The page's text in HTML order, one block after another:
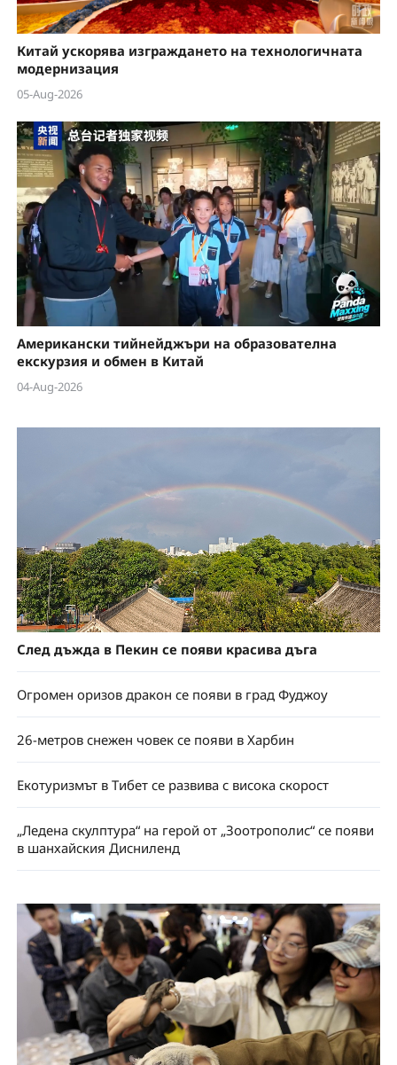
Китай ускорява изграждането на технологичната
модернизация
05-Aug-2026
Американски тийнейджъри на образователна
екскурзия и обмен в Китай
04-Aug-2026
След дъжда в Пекин се появи красива дъга
Огромен оризов дракон се появи в град Фуджоу
26-метров снежен човек се появи в Харбин
Екотуризмът в Тибет се развива с висока скорост
„Ледена скулптура“ на герой от „Зоотрополис“ се появи
в шанхайския Дисниленд